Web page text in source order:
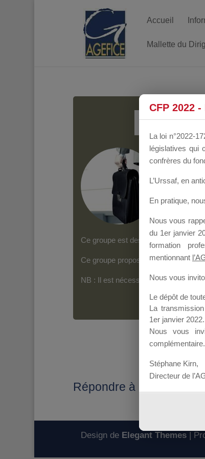
Accueil
Mallette du
Groupe
Ce groupe est destiné aux
Ce groupe propose un forum dédié
NB : Il est nécessaire d’être
Répondre à :
Design de Elegant Themes|
CFP 2022
La loi n°2022-
législatives qui
confrères du
L’Urssaf, en
En pratique,
Nous vous
du 1er janvier
formation
mentionnant
Nous vous
Le dépôt de
La
1er janvier 2022.
Nous vous
complémentaire.
Stéphane Kirn,
Directeur de